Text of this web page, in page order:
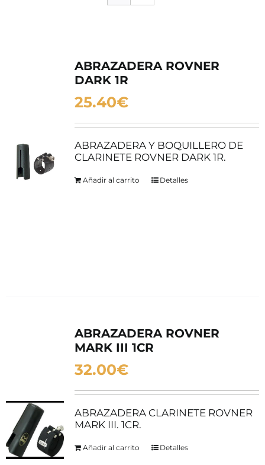
ABRAZADERA ROVNER
DARK 1R
25.40€
ABRAZADERA Y BOQUILLERO DE
CLARINETE ROVNER DARK 1R.
Añadir al carrito Detalles
ABRAZADERA ROVNER
MARK III 1CR
32.00€
ABRAZADERA CLARINETE ROVNER
MARK III. 1CR.
Añadir al carrito Detalles